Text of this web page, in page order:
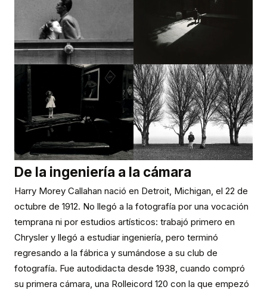
De la ingeniería a la cámara
Harry Morey Callahan nació en Detroit, Michigan, el 22 de
octubre de 1912. No llegó a la fotografía por una vocación
temprana ni por estudios artísticos: trabajó primero en
Chrysler y llegó a estudiar ingeniería, pero terminó
regresando a la fábrica y sumándose a su club de
fotografía. Fue autodidacta desde 1938, cuando compró
su primera cámara, una Rolleicord 120 con la que empezó